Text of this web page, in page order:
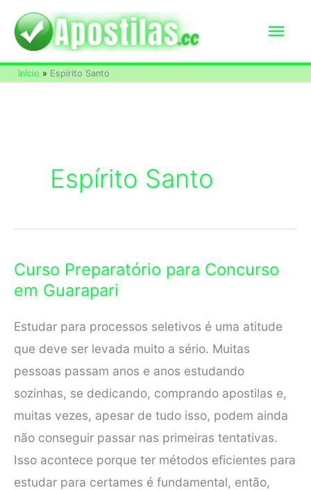
para
conteúdo
Início Espírito Santo
Espírito Santo
Curso Preparatório para Concurso
em Guarapari
Estudar para processos seletivos é uma atitude
que deve ser levada muito a sério. Muitas
pessoas passam anos e anos estudando
sozinhas, se dedicando, comprando apostilas e,
muitas vezes, apesar de tudo isso, podem ainda
não conseguir passar nas primeiras tentativas.
Isso acontece porque ter métodos eficientes para
estudar para certames é fundamental, então,